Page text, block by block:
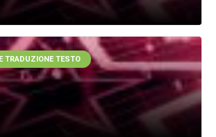
TRADUZIONE TESTO